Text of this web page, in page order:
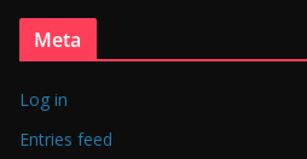
Meta
Log in
Entries feed